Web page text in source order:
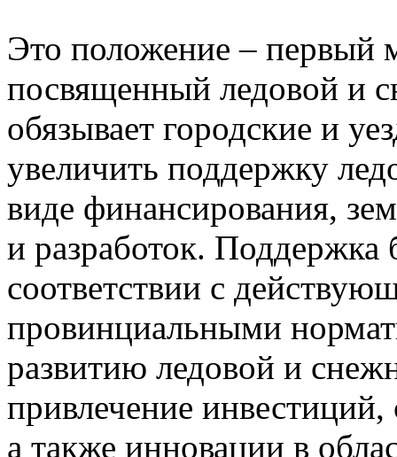
Это положение – первый
посвященный ледовой и
обязывает городские и
увеличить поддержку
виде финансирования,
и разработок. Поддержка
соответствии с
провинциальными
развитию ледовой и
привлечение инвестиций,
а также инновации в